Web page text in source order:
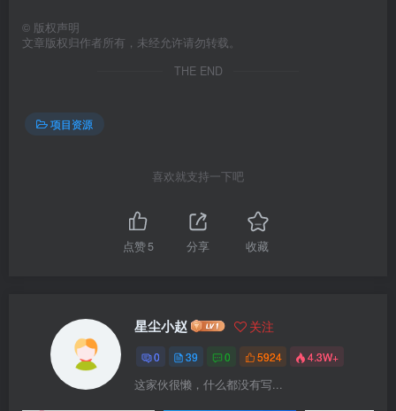
© 版权声明
文章版权归作者所有，未经允许请勿转载。
THE END
项目资源
喜欢就支持一下吧
点赞5 分享 收藏
星尘小赵 关注
0 39 0 5924 4.3W+
这家伙很懒，什么都没有写...